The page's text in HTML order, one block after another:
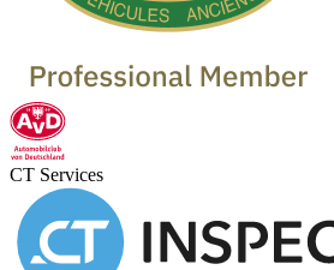
CT Services